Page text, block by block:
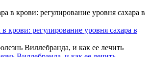
крови: регулирование уровня сахара в